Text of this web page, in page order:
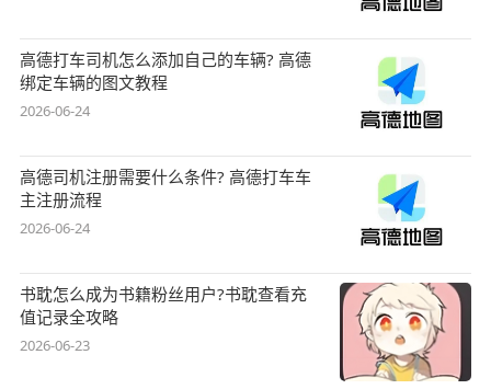
高德打车司机怎么添加自己的车辆? 高德
绑定车辆的图文教程
2026-06-24
高德司机注册需要什么条件? 高德打车车
主注册流程
2026-06-24
书耽怎么成为书籍粉丝用户?书耽查看充
值记录全攻略
2026-06-23